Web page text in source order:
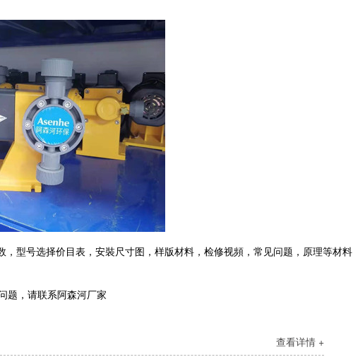
，型号选择价目表，安裝尺寸图，样版材料，检修视頻，常见问题，原理等材料
题，请联系阿森河厂家
查看详情 +